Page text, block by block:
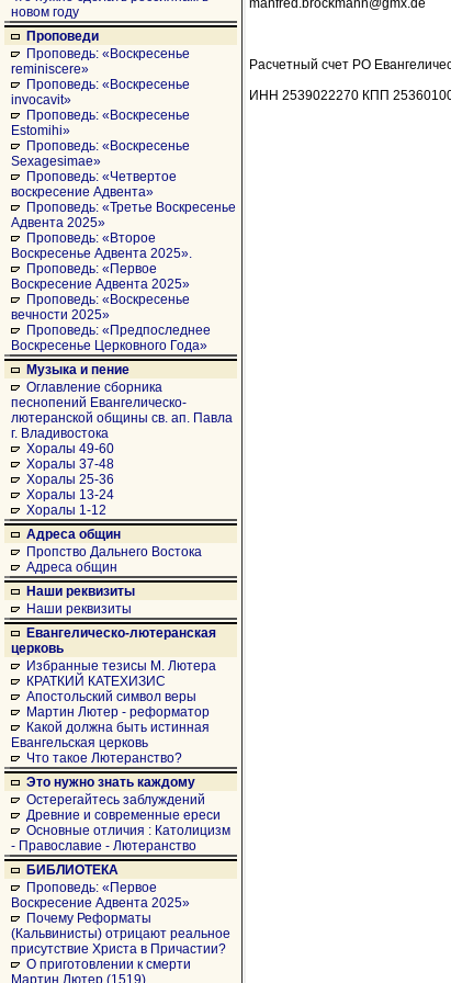
новом году
Проповеди
Проповедь: «Воскресенье
reminiscere»
Проповедь: «Воскресенье
invocavit»
Проповедь: «Воскресенье
Estomihi»
Проповедь: «Воскресенье
Sexagesimae»
Проповедь: «Четвертое
воскресение Адвента»
Проповедь: «Третье Воскресенье
Адвента 2025»
Проповедь: «Второе
Воскресенье Адвента 2025».
Проповедь: «Первое
Воскресение Адвента 2025»
Проповедь: «Воскресенье
вечности 2025»
Проповедь: «Предпоследнее
Воскресенье Церковного Года»
Музыка и пение
Оглавление сборника
песнопений Евангелическо-
лютеранской общины св. ап. Павла
г. Владивостока
Хоралы 49-60
Хоралы 37-48
Хоралы 25-36
Хоралы 13-24
Хоралы 1-12
Адреса общин
Пропство Дальнего Востока
Адреса общин
Наши реквизиты
Наши реквизиты
Евангелическо-лютеранская
церковь
Избранные тезисы М. Лютера
КРАТКИЙ КАТЕХИЗИС
Апостольский символ веры
Мартин Лютер - реформатор
Какой должна быть истинная
Евангельская церковь
Что такое Лютеранство?
Это нужно знать каждому
Остерегайтесь заблуждений
Древние и современные ереси
Основные отличия : Католицизм
- Православие - Лютеранство
БИБЛИОТЕКА
Проповедь: «Первое
Воскресение Адвента 2025»
Почему Реформаты
(Кальвинисты) отрицают реальное
присутствие Христа в Причастии?
О приготовлении к смерти
Мартин Лютер (1519)
manfred.brockmann@gmx.de
Расчетный счет РО
ИНН 2539022270 КПП